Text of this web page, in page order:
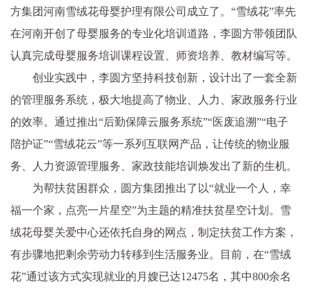
方集团河南雪绒花母婴护理有限公司成立了。“雪绒花”率先
在河南开创了母婴服务的专业化培训道路，李圆方带领团队
认真完成母婴服务培训课程设置、师资培养、教材编写等。
创业实践中，李圆方坚持科技创新，设计出了一套全新
的管理服务系统，极大地提高了物业、人力、家政服务行业
的效率。通过推出“后勤保障云服务系统”“医废追溯”“电子
陪护证”“雪绒花云”等一系列互联网产品，让传统的物业服
务、人力资源管理服务、家政技能培训焕发出了新的生机。
为帮扶贫困群众，圆方集团推出了以“就业一个人，幸
福一个家，点亮一片星空”为主题的精准扶贫星空计划。雪
绒花母婴关爱中心还依托自身的网点，制定扶贫工作方案，
有步骤地把剩余劳动力转移到生活服务业。目前，在“雪绒
花”通过该方式实现就业的月嫂已达12475名，其中800余名